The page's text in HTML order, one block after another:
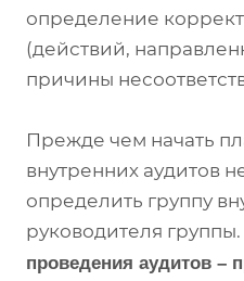
определение
(действий,
причины
Прежде чем начать
внутренних аудитов
определить группу
руководителя группы.
проведения аудитов –